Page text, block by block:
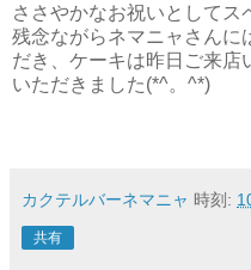
ささやかなお祝いとしてス
残念ながらネマニャさんに
だき、ケーキは昨日ご来店
いただきました(*^。^*)
カクテルバーネマニャ 時刻:
共有